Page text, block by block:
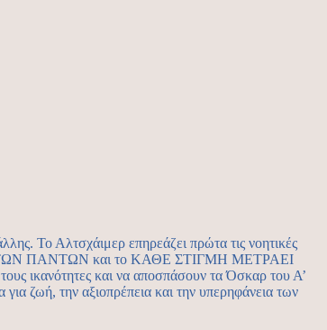
Το Αλτσχάιμερ επηρεάζει πρώτα τις νοητικές
ΤΩΝ ΠΑΝΤΩΝ και το ΚΑΘΕ ΣΤΙΓΜΗ ΜΕΤΡΑΕΙ
τους ικανότητες και να αποσπάσουν τα Όσκαρ του Α’
ζωή, την αξιοπρέπεια και την υπερηφάνεια των